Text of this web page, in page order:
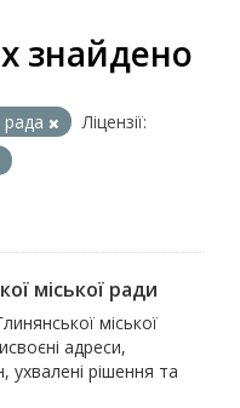
знайдено
рада
Ліцензії:
міської ради
міської
адреси,
ухвалені рішення та